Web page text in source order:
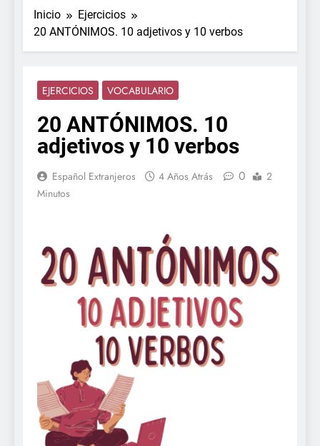
Inicio
Ejercicios
20 ANTÓNIMOS. 10 adjetivos y 10 verbos
EJERCICIOS VOCABULARIO
20 ANTÓNIMOS. 10
adjetivos y 10 verbos
Español Extranjeros 4 Años Atrás 0
2
Minutos